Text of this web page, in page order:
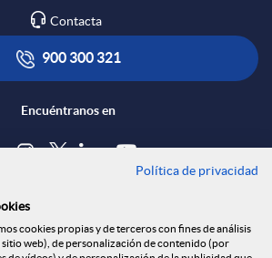
Contacta
900 300 321
Encuéntranos en
Tablón de anuncios
Política de cookies
Política de privacidad
cookies propias y de terceros con fines de análisis
web), de personalización de contenido (por